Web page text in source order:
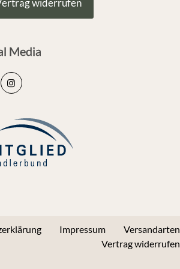
widerrufen
Media
Impressum
Versandarten
Vertrag widerrufen